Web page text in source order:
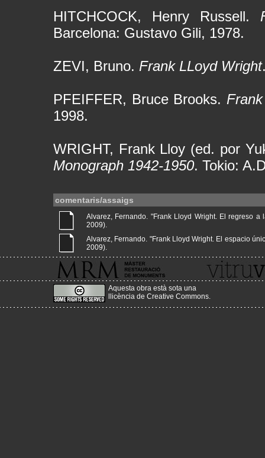
HITCHCOCK, Henry Russell.
Barcelona: Gustavo Gili, 1978.
ZEVI, Bruno. Frank LLoyd Wright
PFEIFFER, Bruce Brooks.
1998.
WRIGHT, Frank Lloy (ed. por
Monograph 1942-1950. Tokio:
comentaris/assaigs
Alvarez, Fernando. "Frank Lloyd Wright. El regreso
2009).
Alvarez, Fernando. "Frank Lloyd Wright. El espacio
2009).
Aquesta obra està sota una
llicència de Creative Commons.